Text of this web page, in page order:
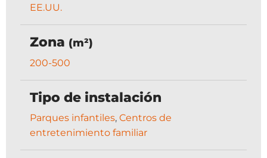
EE.UU.
Zona (m²)
200-500
Tipo de instalación
Parques infantiles, Centros de
entretenimiento familiar